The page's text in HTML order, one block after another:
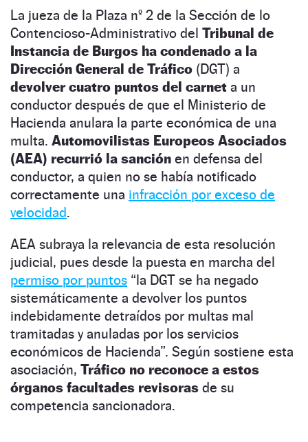
La jueza de la Plaza nº 2 de la Sección de lo
Contencioso-Administrativo del Tribunal de
Instancia de Burgos ha condenado a la
Dirección General de Tráfico (DGT) a
devolver cuatro puntos del carnet a un
conductor después de que el Ministerio de
Hacienda anulara la parte económica de una
multa. Automovilistas Europeos Asociados
(AEA) recurrió la sanción en defensa del
conductor, a quien no se había notificado
correctamente una infracción por exceso de
velocidad.
AEA subraya la relevancia de esta resolución
judicial, pues desde la puesta en marcha del
permiso por puntos “la DGT se ha negado
sistemáticamente a devolver los puntos
indebidamente detraídos por multas mal
tramitadas y anuladas por los servicios
económicos de Hacienda”. Según sostiene esta
asociación, Tráfico no reconoce a estos
órganos facultades revisoras de su
competencia sancionadora.